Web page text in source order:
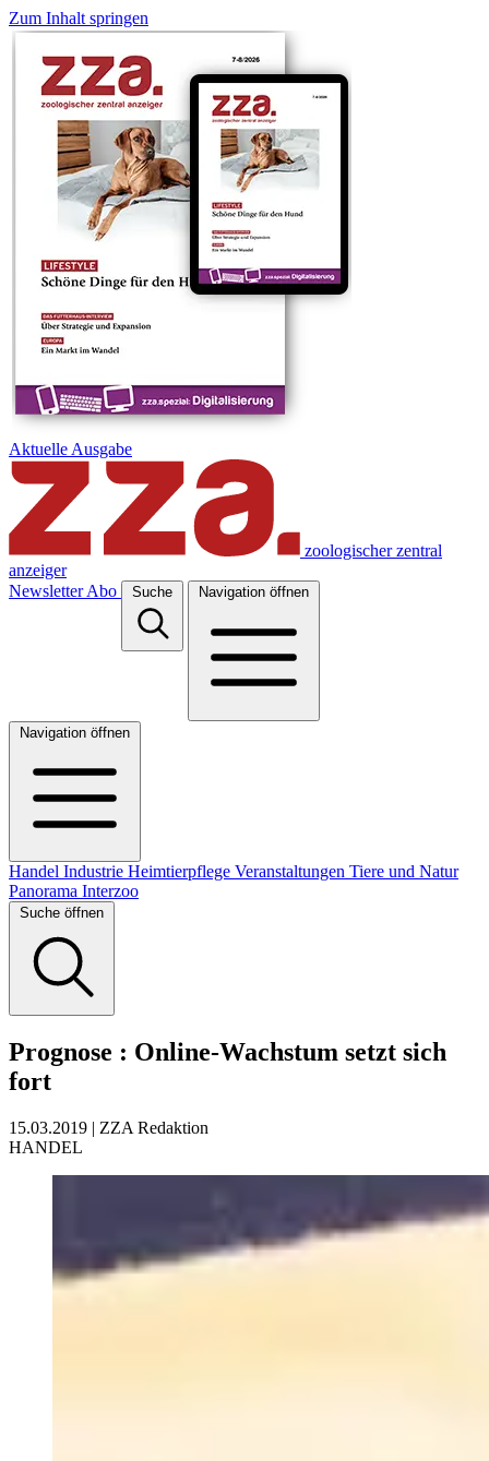
Zum Inhalt springen
Aktuelle Ausgabe
zoologischer zentral
anzeiger
Newsletter Abo Suche Navigation öffnen
Navigation öffnen
Handel Industrie Heimtierpflege Veranstaltungen Tiere und Natur
Panorama Interzoo
Suche öffnen
Prognose : Online-Wachstum setzt sich
fort
15.03.2019 | ZZA Redaktion
HANDEL